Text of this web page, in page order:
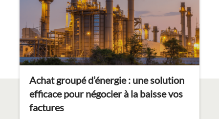
Achat groupé d’énergie : une solution
efficace pour négocier à la baisse vos
factures